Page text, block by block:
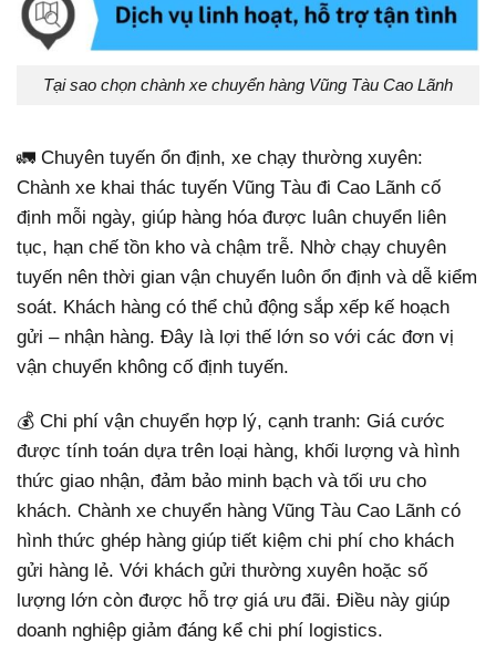
Tại sao chọn chành xe chuyển hàng Vũng Tàu Cao Lãnh
🚛 Chuyên tuyến ổn định, xe chạy thường xuyên:
Chành xe khai thác tuyến Vũng Tàu đi Cao Lãnh cố
định mỗi ngày, giúp hàng hóa được luân chuyển liên
tục, hạn chế tồn kho và chậm trễ. Nhờ chạy chuyên
tuyến nên thời gian vận chuyển luôn ổn định và dễ kiểm
soát. Khách hàng có thể chủ động sắp xếp kế hoạch
gửi – nhận hàng. Đây là lợi thế lớn so với các đơn vị
vận chuyển không cố định tuyến.
💰 Chi phí vận chuyển hợp lý, cạnh tranh: Giá cước
được tính toán dựa trên loại hàng, khối lượng và hình
thức giao nhận, đảm bảo minh bạch và tối ưu cho
khách. Chành xe chuyển hàng Vũng Tàu Cao Lãnh có
hình thức ghép hàng giúp tiết kiệm chi phí cho khách
gửi hàng lẻ. Với khách gửi thường xuyên hoặc số
lượng lớn còn được hỗ trợ giá ưu đãi. Điều này giúp
doanh nghiệp giảm đáng kể chi phí logistics.